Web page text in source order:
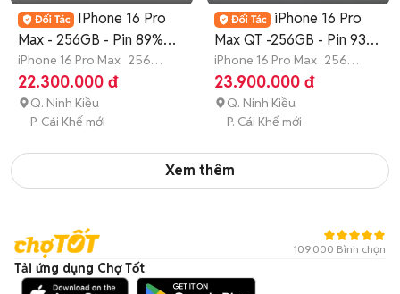
IPhone 16 Pro
Max - 256GB - Pin 89%
Pin Thay
iPhone 16 Pro Max 256
GB 3 tháng
22.300.000 đ
Q. Ninh Kiều
P. Cái Khế mới
iPhone 16 Pro
Max QT -256GB - Pin 93%
- Nguyên Zin
iPhone 16 Pro Max 256
GB 3 tháng
23.900.000 đ
Q. Ninh Kiều
P. Cái Khế mới
Xem thêm
109.000 Bình chọn
Tải ứng dụng Chợ Tốt